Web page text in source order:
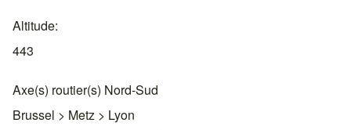
Altitude
443
Axe(s) routier(s) Nord-Sud
Brussel > Metz > Lyon